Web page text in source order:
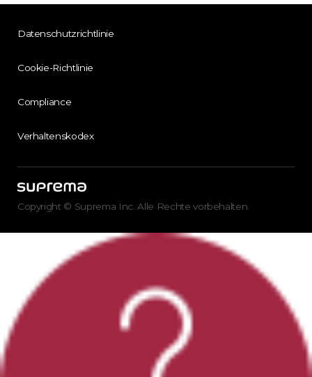
Datenschutzrichtlinie
Cookie-Richtlinie
Compliance
Verhaltenskodex
Copyright © Suprema Inc. Alle Rechte vorbehalten.